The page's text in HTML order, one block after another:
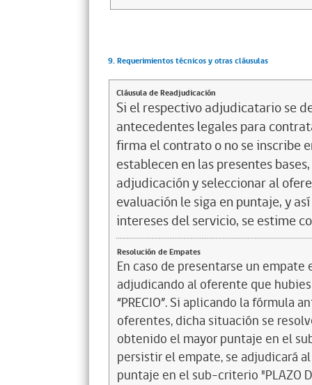
9. Requerimientos técnicos y otras cláusulas
Cláusula de Readjudicación
Si el respectivo adjudicatario se
antecedentes legales para
firma el contrato o no se inscribe
establecen en las presentes
adjudicación y seleccionar al
evaluación le siga en puntaje, y
intereses del servicio, se estime
Resolución de Empates
En caso de presentarse un
adjudicando al oferente que
“PRECIO”. Si aplicando la fórmula
oferentes, dicha situación se
obtenido el mayor puntaje en el
persistir el empate, se adjudicará
puntaje en el sub-criterio "PLAZO